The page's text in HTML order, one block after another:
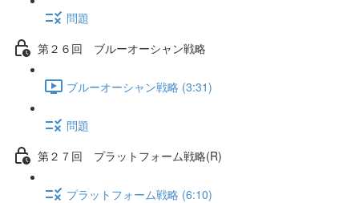
問題
第２６回 ブルーオーシャン戦略
ブルーオーシャン戦略 (3:31)
問題
第２７回 プラットフォーム戦略(R)
プラットフォーム戦略 (6:10)